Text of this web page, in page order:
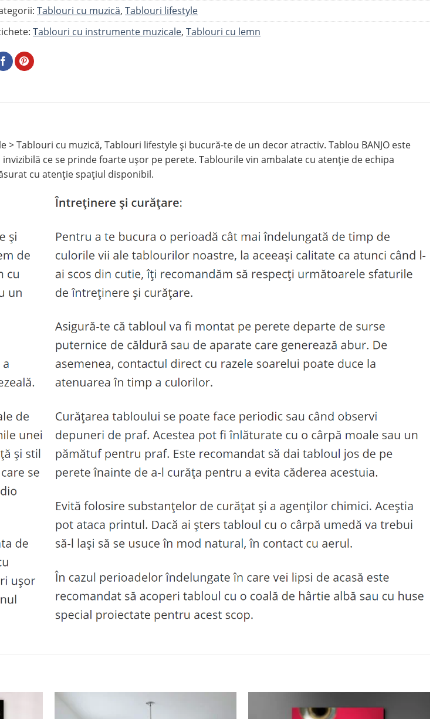
Tablouri cu muzică,Tablouri lifestyle
Tablouri cu instrumente muzicale,Tablouri cu lemn
Tablouri cu muzică, Tablouri lifestyle și bucură-te de un decor atractiv. Tablou BANJO este
ce se prinde foarte ușor pe perete. Tablourile vin ambalate cu atenție de echipa
cu atenție spațiul disponibil.